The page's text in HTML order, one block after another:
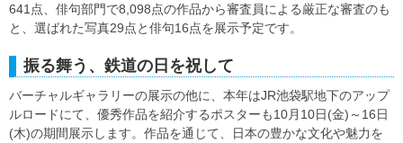
641点、俳句部門で8,098点の作品から審査員による厳正な審査のも
と、選ばれた写真29点と俳句16点を展示予定です。
振る舞う、鉄道の日を祝して
バーチャルギャラリーの展示の他に、本年はJR池袋駅地下のアップ
ルロードにて、優秀作品を紹介するポスターも10月10日(金)～16日
(木)の期間展示します。作品を通じて、日本の豊かな文化や魅力を